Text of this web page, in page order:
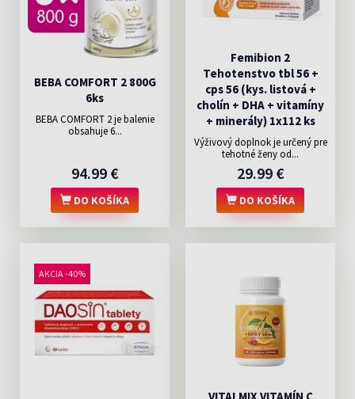
BEBA COMFORT 2 800G
6ks
BEBA COMFORT 2 je balenie
obsahuje 6...
94.99 €
DO KOŠÍKA
Femibion 2
Tehotenstvo tbl 56 +
cps 56 (kys. listová +
cholín + DHA + vitamíny
+ minerály) 1x112 ks
Výživový doplnok je určený pre
tehotné ženy od...
29.99 €
DO KOŠÍKA
AKCIA -40%